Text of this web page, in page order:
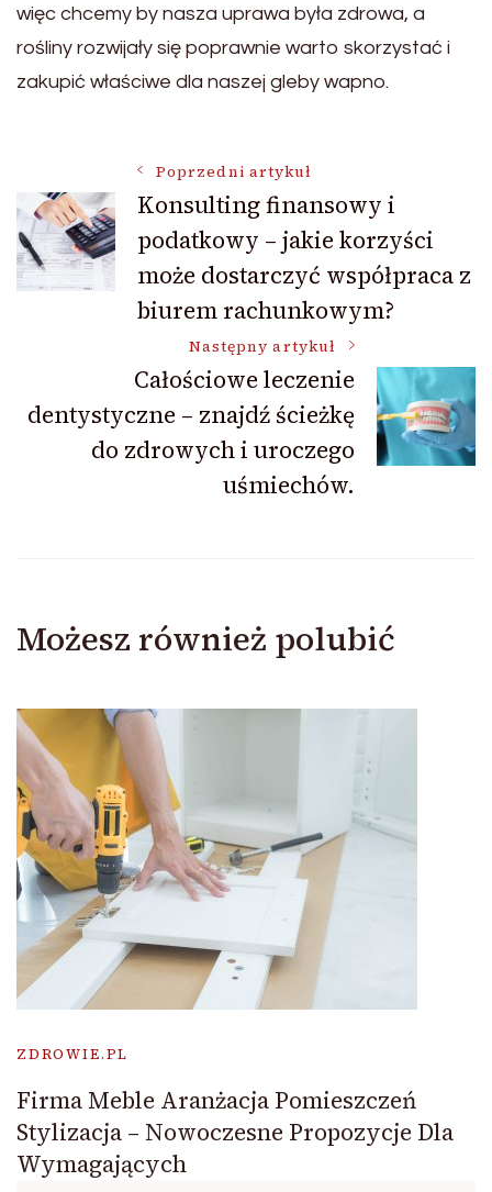
więc chcemy by nasza uprawa była zdrowa, a
rośliny rozwijały się poprawnie warto skorzystać i
zakupić właściwe dla naszej gleby wapno.
Nawigacja
wpisu
Poprzedni artykuł
Konsulting finansowy i
podatkowy – jakie korzyści
może dostarczyć współpraca z
biurem rachunkowym?
Następny artykuł
Całościowe leczenie
dentystyczne – znajdź ścieżkę
do zdrowych i uroczego
uśmiechów.
Możesz również polubić
ZDROWIE.PL
Firma Meble Aranżacja Pomieszczeń
Stylizacja – Nowoczesne Propozycje Dla
Wymagających